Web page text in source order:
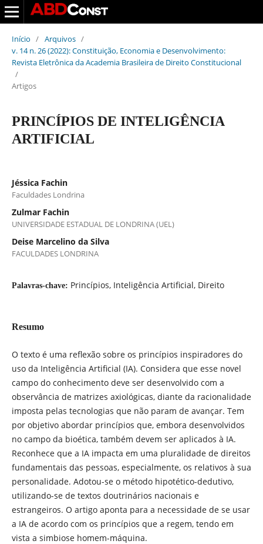
Início / Arquivos /
v. 14 n. 26 (2022): Constituição, Economia e Desenvolvimento:
Revista Eletrônica da Academia Brasileira de Direito Constitucional
/
Artigos
PRINCÍPIOS DE INTELIGÊNCIA
ARTIFICIAL
Jéssica Fachin
Faculdades Londrina
Zulmar Fachin
UNIVERSIDADE ESTADUAL DE LONDRINA (UEL)
Deise Marcelino da Silva
FACULDADES LONDRINA
Palavras-chave: Princípios, Inteligência Artificial, Direito
Resumo
O texto é uma reflexão sobre os princípios inspiradores do
uso da Inteligência Artificial (IA). Considera que esse novel
campo do conhecimento deve ser desenvolvido com a
observância de matrizes axiológicas, diante da racionalidade
imposta pelas tecnologias que não param de avançar. Tem
por objetivo abordar princípios que, embora desenvolvidos
no campo da bioética, também devem ser aplicados à IA.
Reconhece que a IA impacta em uma pluralidade de direitos
fundamentais das pessoas, especialmente, os relativos à sua
personalidade. Adotou-se o método hipotético-dedutivo,
utilizando-se de textos doutrinários nacionais e
estrangeiros. O artigo aponta para a necessidade de se usar
a IA de acordo com os princípios que a regem, tendo em
vista a simbiose homem-máquina.